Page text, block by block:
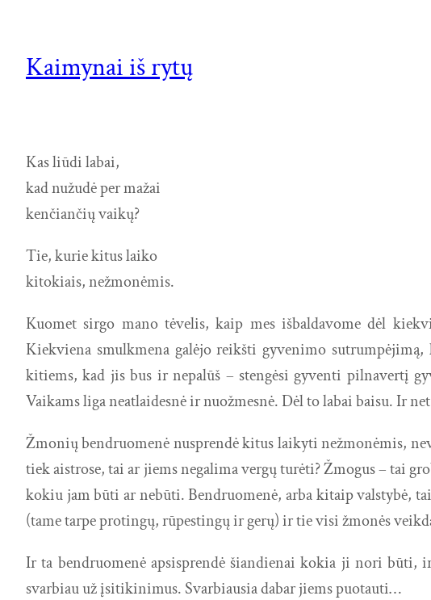
Kaimynai iš rytų
Kas liūdi labai,
kad nužudė per mažai
kenčiančių vaikų?
Tie, kurie kitus laiko
kitokiais, nežmonėmis.
Kuomet sirgo mano tėvelis, kaip mes išbaldavome dėl
Kiekviena smulkmena galėjo reikšti gyvenimo
kitiems, kad jis bus ir nepalūš – stengėsi gyventi pilnavertį
Vaikams liga neatlaidesnė ir nuožmesnė. Dėl to labai baisu. Ir
Žmonių bendruomenė nusprendė kitus laikyti nežmonėmis,
tiek aistrose, tai ar jiems negalima vergų turėti? Žmogus – tai
kokiu jam būti ar nebūti. Bendruomenė, arba kitaip valstybė,
(tame tarpe protingų, rūpestingų ir gerų) ir tie visi žmonės
Ir ta bendruomenė apsisprendė šiandienai kokia ji nori būti,
svarbiau už įsitikinimus. Svarbiausia dabar jiems puotauti…